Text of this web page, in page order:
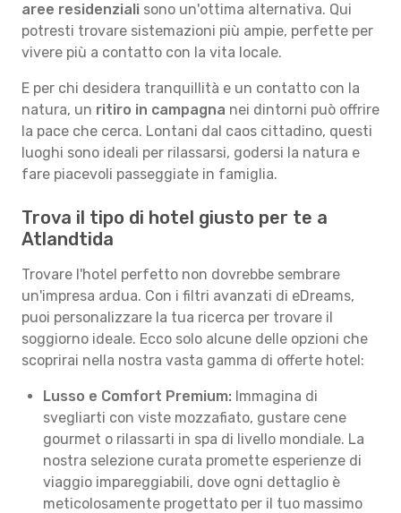
aree residenziali sono un'ottima alternativa. Qui
potresti trovare sistemazioni più ampie, perfette per
vivere più a contatto con la vita locale.
E per chi desidera tranquillità e un contatto con la
natura, un ritiro in campagna nei dintorni può offrire
la pace che cerca. Lontani dal caos cittadino, questi
luoghi sono ideali per rilassarsi, godersi la natura e
fare piacevoli passeggiate in famiglia.
Trova il tipo di hotel giusto per te a
Atlandtida
Trovare l'hotel perfetto non dovrebbe sembrare
un'impresa ardua. Con i filtri avanzati di eDreams,
puoi personalizzare la tua ricerca per trovare il
soggiorno ideale. Ecco solo alcune delle opzioni che
scoprirai nella nostra vasta gamma di offerte hotel:
Lusso e Comfort Premium: Immagina di
svegliarti con viste mozzafiato, gustare cene
gourmet o rilassarti in spa di livello mondiale. La
nostra selezione curata promette esperienze di
viaggio impareggiabili, dove ogni dettaglio è
meticolosamente progettato per il tuo massimo